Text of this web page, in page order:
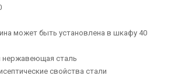
может быть установлена в шкафу 40
нержавеющая сталь
свойства стали